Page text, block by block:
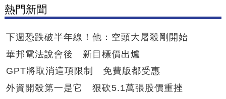
熱門新聞
下週恐跌破半年線！他：空頭大屠殺剛開始
華邦電法說會後 新目標價出爐
GPT將取消這項限制 免費版都受惠
外資開殺第一是它 狠砍5.1萬張股價重挫